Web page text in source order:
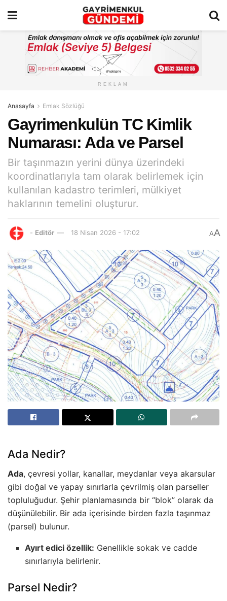
REKLAM
Anasayfa Emlak Sözlüğü
Gayrimenkulün TC Kimlik
Numarası: Ada ve Parsel
Bir taşınmazın yerini dünya üzerindeki
koordinatlarıyla tam olarak belirlemek için
kullanılan kadastro terimleri, mülkiyet
haklarının temelini oluşturur.
- Editör 18 Nisan 2026 - 17:02 AA
Ada Nedir?
Ada, çevresi yollar, kanallar, meydanlar veya akarsular
gibi doğal ve yapay sınırlarla çevrilmiş olan parseller
topluluğudur. Şehir planlamasında bir “blok” olarak da
düşünülebilir. Bir ada içerisinde birden fazla taşınmaz
(parsel) bulunur.
Ayırt edici özellik: Genellikle sokak ve cadde
sınırlarıyla belirlenir.
Parsel Nedir?